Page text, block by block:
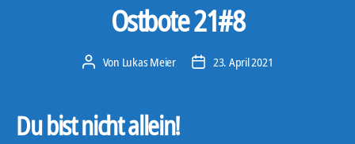
Ostbote 21#8
Beitragsautor
Von Lukas Meier Veröffentlichungsdatum
23. April 2021
Du bist nicht allein!